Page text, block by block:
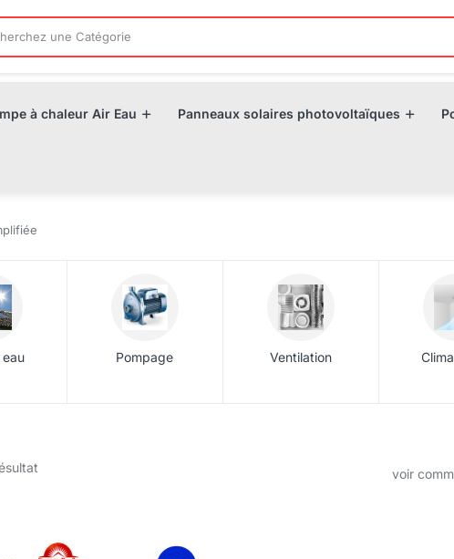
à chaleur Air Eau Panneaux solaires photovoltaïques
Pompage Ventilation
voir